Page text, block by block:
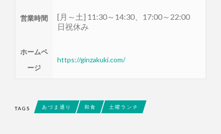
営業時間
[月～土] 11:30～14:30、17:00～22:00
日祝休み
ホームペ
ージ
https://ginzakuki.com/
TAGS あづま通り 和食 土曜ランチ